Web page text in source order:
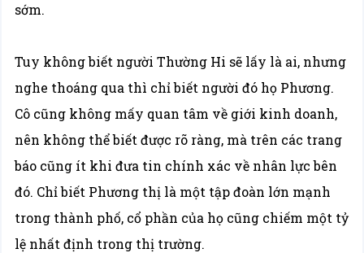
sớm.
Tuy không biết người Thường Hi sẽ lấy là ai, nhưng
nghe thoáng qua thì chỉ biết người đó họ Phương.
Cô cũng không mấy quan tâm về giới kinh doanh,
nên không thể biết được rõ ràng, mà trên các trang
báo cũng ít khi đưa tin chính xác về nhân lực bên
đó. Chỉ biết Phương thị là một tập đoàn lớn mạnh
trong thành phố, cổ phần của họ cũng chiếm một tỷ
lệ nhất định trong thị trường.